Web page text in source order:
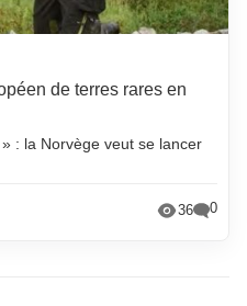
de terres rares en
: la Norvège veut se lancer
36 0